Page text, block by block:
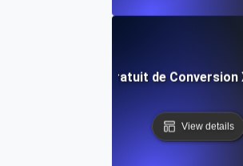
Outil Gratuit de Conversion
View details